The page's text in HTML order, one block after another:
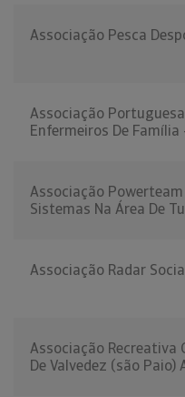
Associação Pesca
Associação
Enfermeiros De Família
Associação
Sistemas Na Área De
Associação Radar
Associação Recreativa
De Valvedez (são Paio)